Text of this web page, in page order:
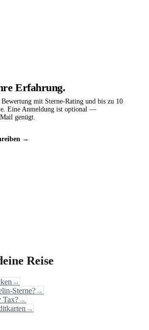
Erfahrung.
Bewertung mit Sterne-Rating und bis zu 10
Eine Anmeldung ist optional —
genügt.
→
Reise
→
Sterne?→
Tax?→
→